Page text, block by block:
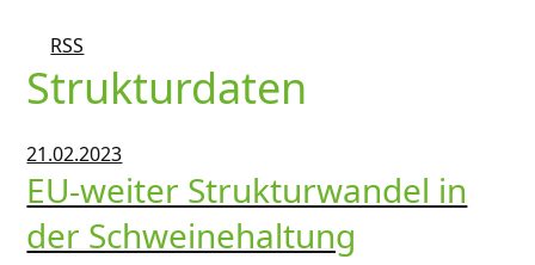
RSS
Strukturdaten
21.02.2023
EU-weiter Strukturwandel in
der Schweinehaltung